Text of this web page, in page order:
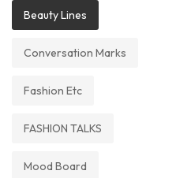
Beauty Lines
Conversation Marks
Fashion Etc
FASHION TALKS
Mood Board